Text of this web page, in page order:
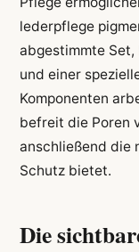
lederpflege
abgestimmte
und einer
Komponenten
befreit die Poren
anschließend die
Schutz bietet.
Die